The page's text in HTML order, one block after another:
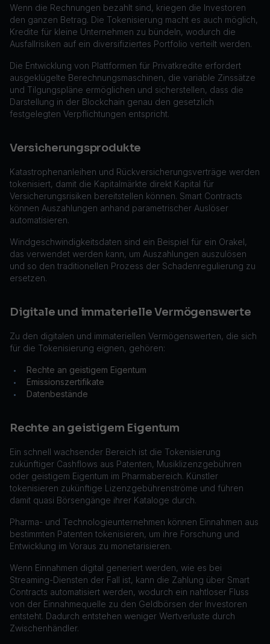
Wenn die Rechnungen bezahlt sind, kriegen die Investoren
den ganzen Betrag. Die Tokenisierung macht es auch möglich,
Kredite für kleine Unternehmen zu bündeln, wodurch die
Ausfallrisiken auf ein diversifiziertes Portfolio verteilt werden.
Die Entwicklung von Plattformen für Privatkredite erfordert
ausgeklügelte Berechnungsmaschinen, die variable Zinssätze
und Tilgungspläne ermöglichen und sicherstellen, dass die
Darstellung in der Blockchain genau den gesetzlich
festgelegten Verpflichtungen entspricht.
Versicherungsprodukte
Katastrophenanleihen und Rückversicherungsverträge werden
tokenisiert, damit die Kapitalmärkte direkt Kapital für
Versicherungsrisiken bereitstellen können. Smart Contracts
können Auszahlungen anhand parametrischer Auslöser
automatisieren.
Windgeschwindigkeitsdaten sind ein Beispiel für ein Orakel,
das verwendet werden kann, um Auszahlungen auszulösen
und so den traditionellen Prozess der Schadenregulierung zu
ersetzen.
Digitale und immaterielle Vermögenswerte
Zu den digitalen und immateriellen Vermögenswerten, die sich
für die Tokenisierung eignen, gehören:
• Rechte an geistigem Eigentum
• Emissionszertifikate
• Datenbestände
Rechte an geistigem Eigentum
Ein schnell wachsender Bereich ist die Tokenisierung
zukünftiger Cashflows aus Patenten, Musiklizenzgebühren
oder geistigem Eigentum im Pharmabereich. Künstler
tokenisieren zukünftige Lizenzgebührenströme und führen
damit quasi Börsengänge ihrer Kataloge durch.
Pharma- und Technologieunternehmen können Einnahmen aus
bestimmten Patenten tokenisieren, um ihre Forschung und
Entwicklung im Voraus zu monetarisieren.
Wenn Einnahmen digital generiert werden, wie es bei
Streaming-Diensten der Fall ist, kann die Zahlung über Smart
Contracts automatisiert werden, wodurch ein nahtloser Fluss
von der Einnahmequelle zu den Geldbörsen der Investoren
entsteht. Dadurch entstehen weniger Wertverluste durch
Zwischenhändler.